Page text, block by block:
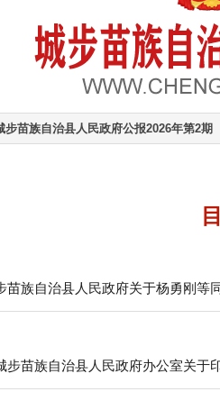
苗族自治县人民政府关于杨勇刚等
步苗族自治县人民政府办公室关于